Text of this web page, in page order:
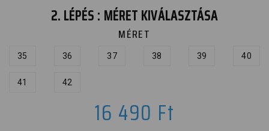
2. LÉPÉS : MÉRET KIVÁLASZTÁSA
MÉRET
35 36 37 38 39 40
41 42
16 490 Ft